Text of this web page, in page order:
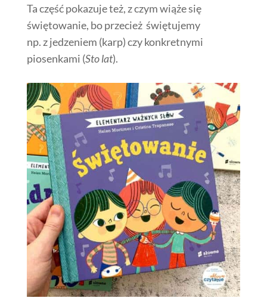
Ta część pokazuje też, z czym wiąże się
świętowanie, bo przecież świętujemy
np. z jedzeniem (karp) czy konkretnymi
piosenkami (Sto lat).